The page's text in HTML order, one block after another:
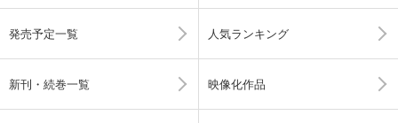
発売予定一覧 人気ランキング
新刊・続巻一覧 映像化作品